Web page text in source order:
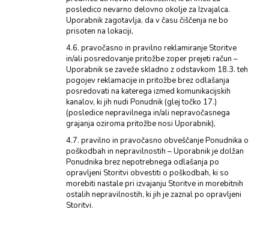
posledico nevarno delovno okolje za Izvajalca.
Uporabnik zagotavlja, da v času čiščenja ne bo
prisoten na lokaciji,
4.6. pravočasno in pravilno reklamiranje Storitve
in/ali posredovanje pritožbe zoper prejeti račun –
Uporabnik se zaveže skladno z odstavkom 18.3. teh
pogojev reklamacije in pritožbe brez odlašanja
posredovati na katerega izmed komunikacijskih
kanalov, ki jih nudi Ponudnik (glej točko 17.)
(posledice nepravilnega in/ali nepravočasnega
grajanja oziroma pritožbe nosi Uporabnik),
4.7. pravilno in pravočasno obveščanje Ponudnika o
poškodbah in nepravilnostih – Uporabnik je dolžan
Ponudnika brez nepotrebnega odlašanja po
opravljeni Storitvi obvestiti o poškodbah, ki so
morebiti nastale pri izvajanju Storitve in morebitnih
ostalih nepravilnostih, ki jih je zaznal po opravljeni
Storitvi.